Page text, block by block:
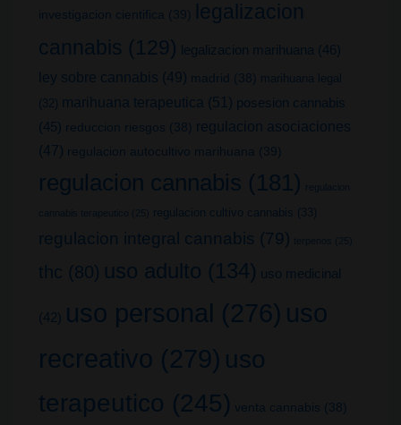
investigacion cientifica (39)
legalizacion
cannabis (129) legalizacion marihuana (46)
ley sobre cannabis (49) madrid (38)
marihuana legal
(32)
marihuana terapeutica (51) posesion cannabis
(45) reduccion riesgos (38)
regulacion asociaciones
(47) regulacion autocultivo marihuana (39)
regulacion cannabis (181) regulacion
cannabis terapeutico (25) regulacion cultivo cannabis (33)
regulacion integral cannabis (79) terpenos (25)
thc (80) uso adulto (134) uso medicinal
(42) uso personal (276) uso
recreativo (279) uso
terapeutico (245) venta cannabis (38)